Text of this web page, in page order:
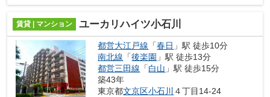
賃貸 | マンション ユーカリハイツ小石川
都営大江戸線 「春日 」駅 徒歩10分
南北線 「後楽園 」駅 徒歩13分
都営三田線 「白山 」駅 徒歩15分
築43年
東京都文京区小石川 ４丁目14-24